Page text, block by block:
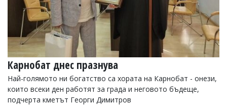
Карнобат днес празнува
Най-голямото ни богатство са хората на Карнобат - онези,
които всеки ден работят за града и неговото бъдеще,
подчерта кметът Георги Димитров